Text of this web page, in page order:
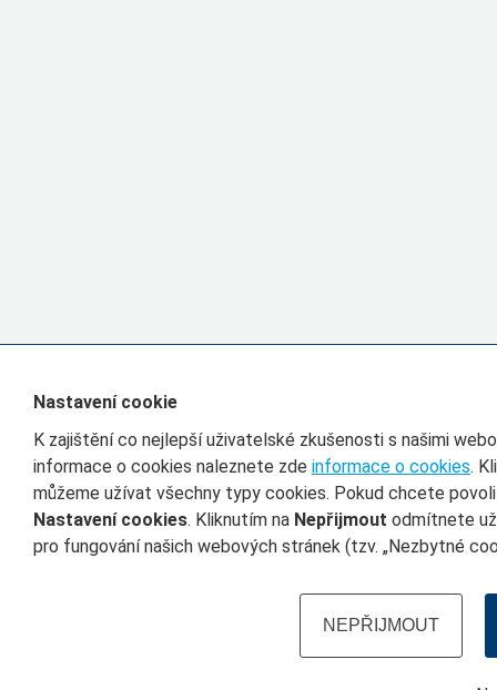
Nastavení cookie
K zajištění co nejlepší uživatelské zkušenosti s našimi
informace o cookies naleznete zde informace o cookies.
můžeme užívat všechny typy cookies. Pokud chcete
Nastavení cookies. Kliknutím na Nepřijmout odmítnete
pro fungování našich webových stránek (tzv. „Nezbytné
NEPŘIJMOUT